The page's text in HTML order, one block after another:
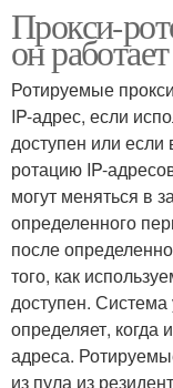
Прокси-
он работает
Ротируемые
IP-адрес, если
доступен или
ротацию IP-
могут меняться в
определенного
после
того, как
доступен.
определяет, когда
адреса.
из пула из